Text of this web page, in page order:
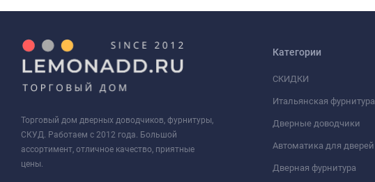
Торговый дом дверных доводчиков, фурнитуры,
СКУД. Работаем с 2012 года. Большой
ассортимент, отличное качество, приятные
цены.
Категории
СКИДКИ
Итальянская фурнитура
Дверные доводчики
Автоматика для дверей
Дверная фурнитура